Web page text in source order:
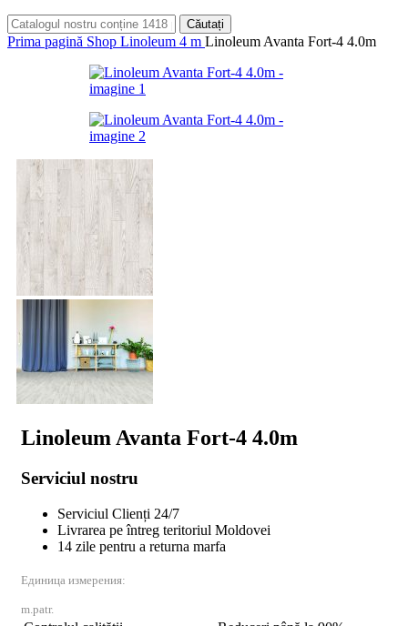
Căutați
Prima pagină Shop Linoleum 4 m Linoleum Avanta Fort-4 4.0m
Linoleum Avanta Fort-4 4.0m
Serviciul nostru
Serviciul Clienți 24/7
Livrarea pe întreg teritoriul Moldovei
14 zile pentru a returna marfa
Единица измерения:
m.patr.